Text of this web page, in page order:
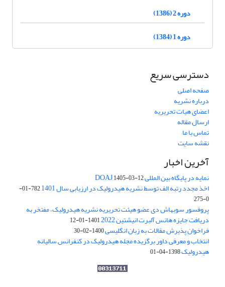
دوره 2 (1386)
دوره 1 (1384)
دسترسی سریع
صفحه اصلی
درباره نشریه
اعضای هیات تحریریه
ارسال مقاله
تماس با ما
نقشه سایت
آخرین اخبار
نمایه در پایگاه بین المللی DOAJ1405-03-12
اخذ مجدد رتبه الف توسط نشریه هیدرولیک در ارزیابی سال 1401
782-01-
0-275
پروفسور سوبهاش دی عضو هیئت تحریریه نشریه هیدرولیک، مفتخر به
دریافت جایزه هانس آلبرت انیشتین 2022 1401-01-12
فراخوان پذیرش مقالات به زبان انگلیسی1400-02-30
انتخاب و معرفی داور برگزیده مجله هیدرولیک در کنفرانس سالیانه
هیدرولیک1398-04-01